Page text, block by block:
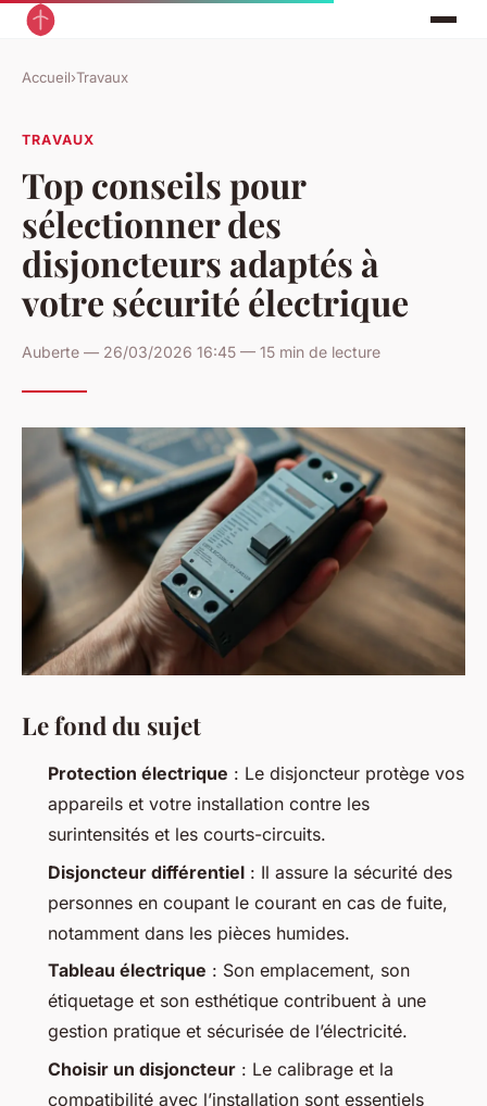
Accueil›Travaux
TRAVAUX
Top conseils pour
sélectionner des
disjoncteurs adaptés à
votre sécurité électrique
Auberte — 26/03/2026 16:45 — 15 min de lecture
Le fond du sujet
Protection électrique : Le disjoncteur protège vos
appareils et votre installation contre les
surintensités et les courts-circuits.
Disjoncteur différentiel : Il assure la sécurité des
personnes en coupant le courant en cas de fuite,
notamment dans les pièces humides.
Tableau électrique : Son emplacement, son
étiquetage et son esthétique contribuent à une
gestion pratique et sécurisée de l’électricité.
Choisir un disjoncteur : Le calibrage et la
compatibilité avec l’installation sont essentiels